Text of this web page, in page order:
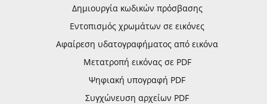
Δημιουργία κωδικών πρόσβασης
Εντοπισμός χρωμάτων σε εικόνες
Αφαίρεση υδατογραφήματος από εικόνα
Μετατροπή εικόνας σε PDF
Ψηφιακή υπογραφή PDF
Συγχώνευση αρχείων PDF